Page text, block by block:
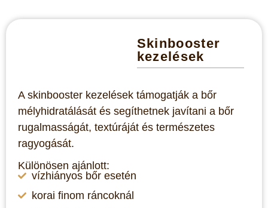
Skinbooster
kezelések
A skinbooster kezelések támogatják a bőr
mélyhidratálását és segíthetnek javítani a bőr
rugalmasságát, textúráját és természetes
ragyogását.
Különösen ajánlott:
vízhiányos bőr esetén
korai finom ráncoknál